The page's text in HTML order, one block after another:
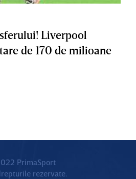
Liverpool
de 170 de milioane
PrimaSport
rezervate.